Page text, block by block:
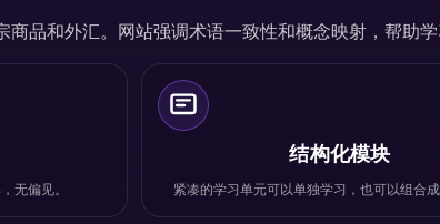
商品和外汇。网站强调术语一致性和概念映射，帮助
无偏见。
结构化模块
紧凑的学习单元可以单独学习，也可以组合成